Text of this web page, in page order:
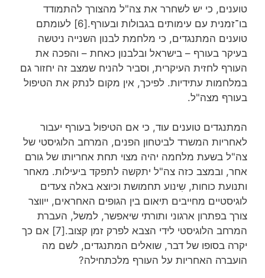
טוענים, כי יש לשחרר את צה"ל מהצורך להתמודד
בו־זמנית עם עימותים בגבולות ובעורף.[6] לעומתם
טוענים המתנגדים, כי מלחמת לבנון השנייה ניטשה
בעיקר בעורף – בישראל ובלבנון כאחת – והפכה את
העורף לחזית העיקרית, וסביר להניח שמצב זה יחזור גם
במלחמות עתידיות. לפיכך, אין מקום לנתק את הטיפול
בעורף מצה"ל.
המתנגדים טוענים עוד, כי אם הטיפול בעורף יעבור
לאחריות המשרד לביטחון הפנים, המרחב הלוגיסטי של
צה"ל בשעת מלחמה יהיה מצוי תחת אחריותו של גורם
אחר, ובמצב כזה צה"ל יתקשה לתפקד ביעילות. מאחר
ותנועת כוחות, שִינוע תחמושת וכיוצא באלה צעדים
לוגיסטיים מחייבים תיאום בין הגופים האחראים, ייווצר
צורך בפתרון ארגוני ותורתי שיאפשר, למשל, העברת
המרחב הלוגיסטי לידי הצבא לפרק זמן קצוב.[7] אם כך
יקרה בסופו של דבר, שואלים המתנגדים, לשם מה
הועברה האחריות על העורף מלכתחילה?